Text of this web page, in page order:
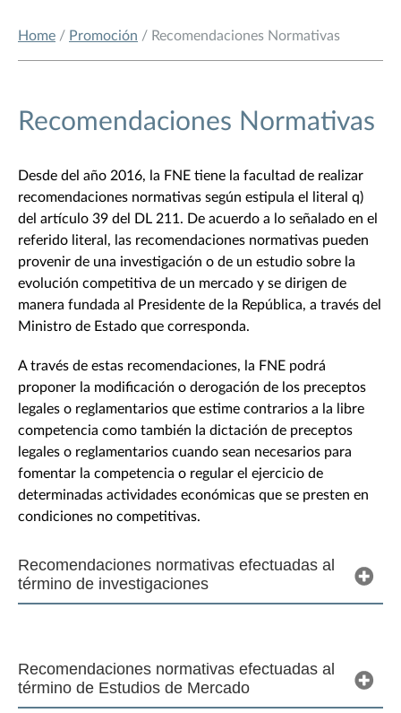
Home / Promoción / Recomendaciones Normativas
Recomendaciones Normativas
Desde del año 2016, la FNE tiene la facultad de realizar
recomendaciones normativas según estipula el literal q)
del artículo 39 del DL 211. De acuerdo a lo señalado en el
referido literal, las recomendaciones normativas pueden
provenir de una investigación o de un estudio sobre la
evolución competitiva de un mercado y se dirigen de
manera fundada al Presidente de la República, a través del
Ministro de Estado que corresponda.
A través de estas recomendaciones, la FNE podrá
proponer la modificación o derogación de los preceptos
legales o reglamentarios que estime contrarios a la libre
competencia como también la dictación de preceptos
legales o reglamentarios cuando sean necesarios para
fomentar la competencia o regular el ejercicio de
determinadas actividades económicas que se presten en
condiciones no competitivas.
Recomendaciones normativas efectuadas al
término de investigaciones
Recomendaciones normativas efectuadas al
término de Estudios de Mercado